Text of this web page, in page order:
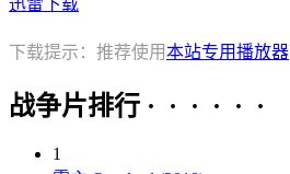
下载提示：推荐使用本站专用播放器
战争片排行 · · · · · ·
1